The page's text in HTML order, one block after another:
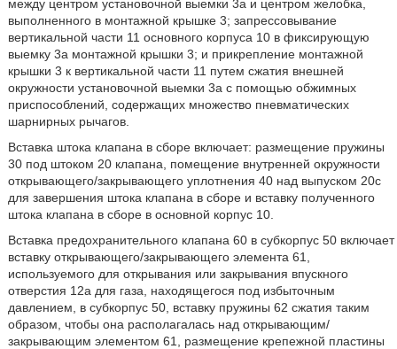
между центром установочной выемки 3а и центром желобка,
выполненного в монтажной крышке 3; запрессовывание
вертикальной части 11 основного корпуса 10 в фиксирующую
выемку 3а монтажной крышки 3; и прикрепление монтажной
крышки 3 к вертикальной части 11 путем сжатия внешней
окружности установочной выемки 3а с помощью обжимных
приспособлений, содержащих множество пневматических
шарнирных рычагов.
Вставка штока клапана в сборе включает: размещение пружины
30 под штоком 20 клапана, помещение внутренней окружности
открывающего/закрывающего уплотнения 40 над выпуском 20с
для завершения штока клапана в сборе и вставку полученного
штока клапана в сборе в основной корпус 10.
Вставка предохранительного клапана 60 в субкорпус 50 включает
вставку открывающего/закрывающего элемента 61,
используемого для открывания или закрывания впускного
отверстия 12а для газа, находящегося под избыточным
давлением, в субкорпус 50, вставку пружины 62 сжатия таким
образом, чтобы она располагалась над открывающим/
закрывающим элементом 61, размещение крепежной пластины